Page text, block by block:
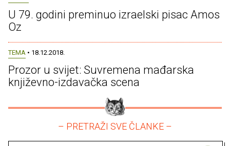
U 79. godini preminuo izraelski pisac Amos
Oz
TEMA • 18.12.2018.
Prozor u svijet: Suvremena mađarska
književno-izdavačka scena
– PRETRAŽI SVE ČLANKE –